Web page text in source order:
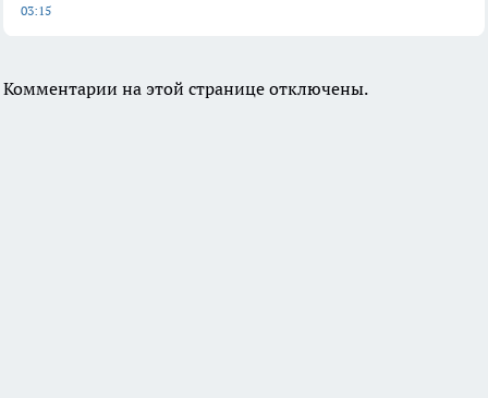
03:15
Комментарии на этой странице отключены.